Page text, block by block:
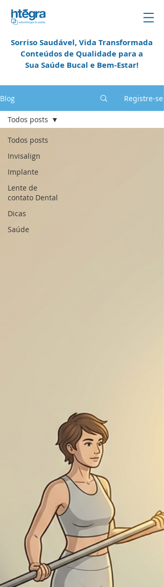
Sorriso Saudável, Vida Transformada
Conteúdos de Qualidade para a
Sua Saúde Bucal e Bem-Estar!
Blog Registre-se
Todos posts
Invisalign
Implante
Lente de
contato Dental
Dicas
Saúde
Todos posts